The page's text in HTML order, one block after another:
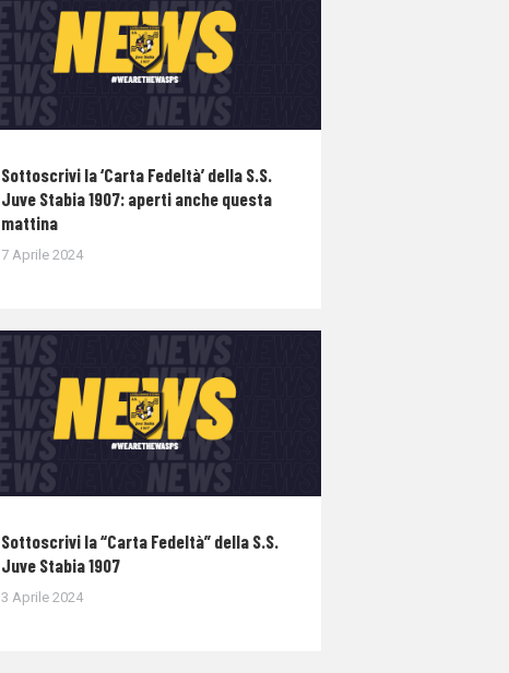
Sottoscrivi la ‘Carta Fedeltà’ della S.S.
Juve Stabia 1907: aperti anche questa
mattina
7 Aprile 2024
Sottoscrivi la “Carta Fedeltà” della S.S.
Juve Stabia 1907
3 Aprile 2024